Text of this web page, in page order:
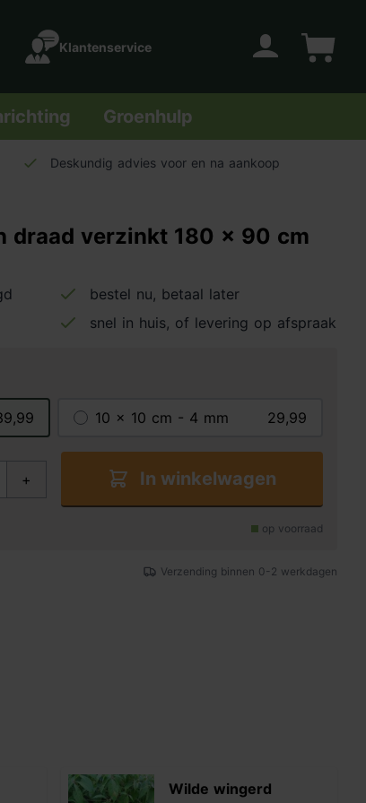
Klantenservice
Groenhulp
Deskundig advies voor en na aankoop
draad verzinkt 180 x 90 cm
bestel nu, betaal later
snel in huis, of levering op afspraak
10 x 10 cm - 4 mm 29,99
+ In winkelwagen
op voorraad
Verzending binnen 0-2 werkdagen
Wilde wingerd